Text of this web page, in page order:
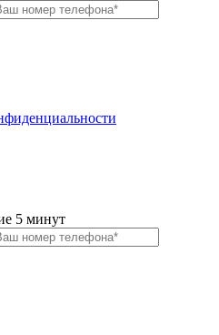
5 минут